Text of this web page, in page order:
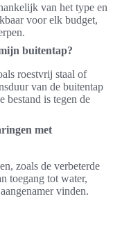
van het type en
voor elk budget,
buitentap?
roestvrij staal of
van de buitentap
bestand is tegen de
met
zoals de verbeterde
toegang tot water,
vinden.